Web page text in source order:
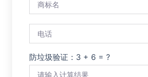
防垃圾验证：3 + 6 = ?